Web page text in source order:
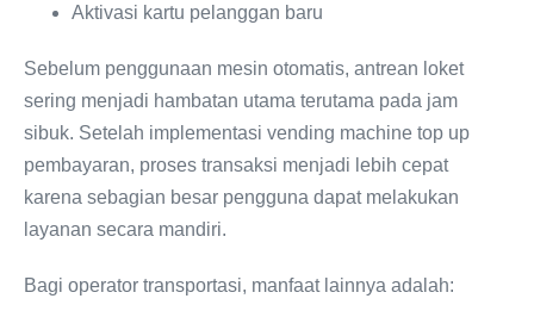
Aktivasi kartu pelanggan baru
Sebelum penggunaan mesin otomatis, antrean loket
sering menjadi hambatan utama terutama pada jam
sibuk. Setelah implementasi vending machine top up
pembayaran, proses transaksi menjadi lebih cepat
karena sebagian besar pengguna dapat melakukan
layanan secara mandiri.
Bagi operator transportasi, manfaat lainnya adalah: